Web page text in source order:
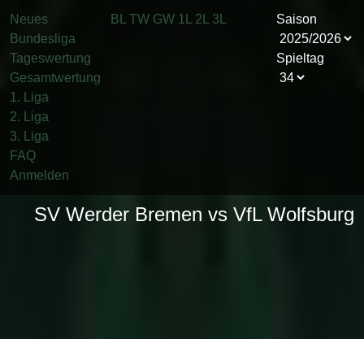
Neues
Bundesliga
Tageswertung
Gesamtwertung
1. Liga
2. Liga
3. Liga
FAQ
Anmelden
BL TW GW 1L 2L 3L Saison
Spieltag
SV Werder Bremen vs VfL Wolfsburg